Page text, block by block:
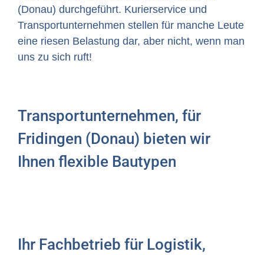
(Donau) durchgeführt. Kurierservice und
Transportunternehmen stellen für manche Leute
eine riesen Belastung dar, aber nicht, wenn man
uns zu sich ruft!
Transportunternehmen, für
Fridingen (Donau) bieten wir
Ihnen flexible Bautypen
Ihr Fachbetrieb für Logistik,